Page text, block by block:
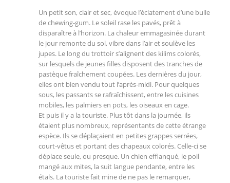
Un petit son, clair et sec, évoque l’éclatement d’une bulle
de chewing-gum. Le soleil rase les pavés, prêt à
disparaître à l’horizon. La chaleur emmagasinée durant
le jour remonte du sol, vibre dans l’air et soulève les
jupes. Le long du trottoir s’alignent des kilims colorés,
sur lesquels de jeunes filles disposent des tranches de
pastèque fraîchement coupées. Les dernières du jour,
elles ont bien vendu tout l’après-midi. Pour quelques
sous, les passants se rafraîchissent, entre les cuisines
mobiles, les palmiers en pots, les oiseaux en cage.
Et puis il y a la touriste. Plus tôt dans la journée, ils
étaient plus nombreux, représentants de cette étrange
espèce. Ils se déplaçaient en petites grappes serrées,
court-vêtus et portant des chapeaux colorés. Celle-ci se
déplace seule, ou presque. Un chien efflanqué, le poil
mangé aux mites, la suit langue pendante, entre les
étals. La touriste fait mine de ne pas le remarquer,